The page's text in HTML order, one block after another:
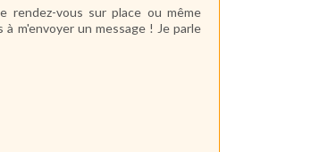
rendez-vous sur place ou même
m'envoyer un message ! Je parle